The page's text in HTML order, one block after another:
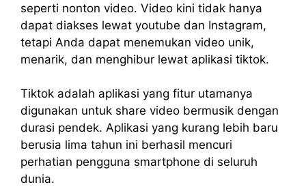
seperti nonton video. Video kini tidak hanya
dapat diakses lewat youtube dan Instagram,
tetapi Anda dapat menemukan video unik,
menarik, dan menghibur lewat aplikasi tiktok.
Tiktok adalah aplikasi yang fitur utamanya
digunakan untuk share video bermusik dengan
durasi pendek. Aplikasi yang kurang lebih baru
berusia lima tahun ini berhasil mencuri
perhatian pengguna smartphone di seluruh
dunia.